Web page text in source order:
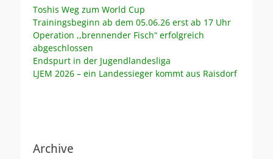
Toshis Weg zum World Cup
Trainingsbeginn ab dem 05.06.26 erst ab 17 Uhr
Operation ,,brennender Fisch“ erfolgreich
abgeschlossen
Endspurt in der Jugendlandesliga
LJEM 2026 – ein Landessieger kommt aus Raisdorf
Archive